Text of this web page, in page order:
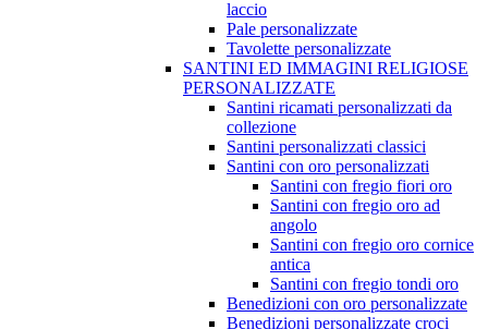
laccio
Pale personalizzate
Tavolette personalizzate
SANTINI ED IMMAGINI RELIGIOSE
PERSONALIZZATE
Santini ricamati personalizzati da
collezione
Santini personalizzati classici
Santini con oro personalizzati
Santini con fregio fiori oro
Santini con fregio oro ad
angolo
Santini con fregio oro cornice
antica
Santini con fregio tondi oro
Benedizioni con oro personalizzate
Benedizioni personalizzate croci